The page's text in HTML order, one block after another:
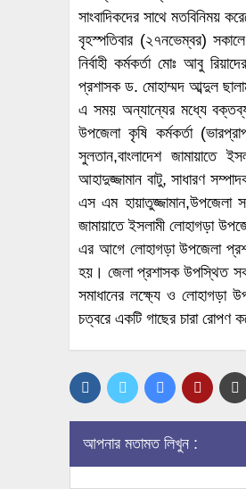
সাংবাদিকদের সাথে মতবিনিময়
বৃহস্পতিবার (২৭নভেম্বর)
নির্বাহী কর্মকর্তা মোঃ আবু
প্রশাসক ড. মোহাম্মদ আব্দুল
এ সময় অন্যান্যের মধ্যে বক্তব্য
উপজেলা কৃষি কর্মকর্তা
সুলতান,বাংলাদেশ জামায়াতে
আহাদুজ্জামান বাটু, সাধারণ
এস এম হায়াতুজ্জামান,উপজেলা
জামায়াতে ইসলামী লোহাগড়া
এর আগে লোহাগড়া উপজেলা
হয়। জেলা প্রশাসক উপস্থিত
সমাধানের লক্ষ্যে ও লোহাগড়া
চত্বরে একটি গাছের চারা রোপণ
আপনার মতামত লিখুন :